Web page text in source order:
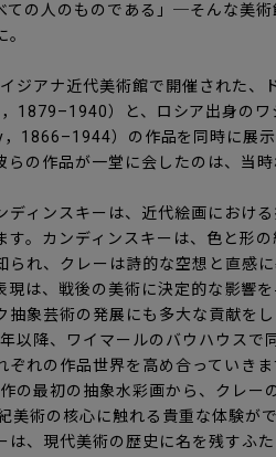
ての人のものである」─そんな美
ジアナ近代美術館で開催された、
，1879–1940）と、ロシア出身の
1866–1944）の作品を同時に展
らの作品が一堂に会したのは、当
ディンスキーは、近代絵画におけ
す。カンディンスキーは、色と形
られ、クレーは詩的な空想と直感
現は、戦後の美術に決定的な影響
抽象芸術の発展にも多大な貢献をし
以降、ワイマールのバウハウスで
ぞれの作品世界を高め合っていき
の最初の抽象水彩画から、クレー
美術の核心に触れる貴重な体験がで
は、現代美術の歴史に名を残すふ